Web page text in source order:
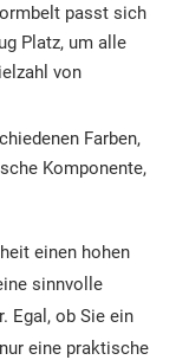
passt sich
Platz, um alle
von
Farben,
Komponente,
einen hohen
sinnvolle
Egal, ob Sie ein
eine praktische